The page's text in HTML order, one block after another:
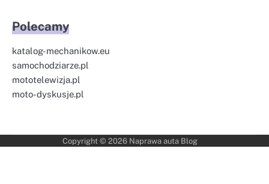
Polecamy
katalog-mechanikow.eu
samochodziarze.pl
mototelewizja.pl
moto-dyskusje.pl
Copyright © 2026 Naprawa auta Blog